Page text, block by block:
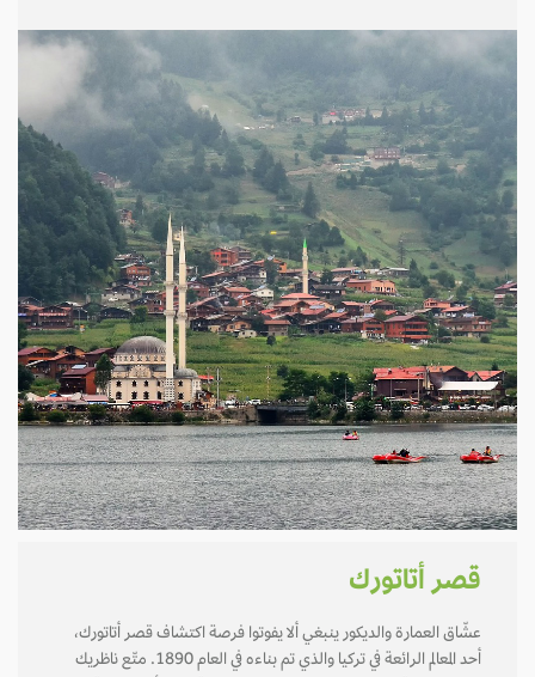
قصر أتاتورك
عشّاق العمارة والديكور ينبغي ألا يفوتوا فرصة اكتشاف قصر أتاتورك،
أحد المعالم الرائعة في تركيا والذي تم بناءه في العام 1890. متّع ناظريك